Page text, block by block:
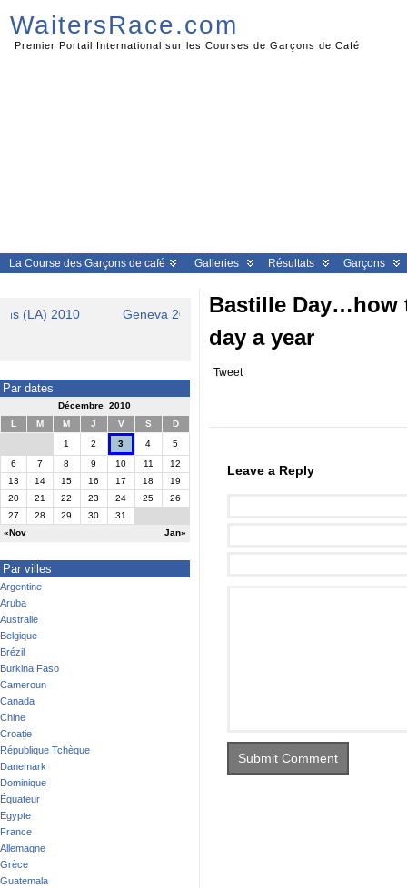
WaitersRace.com
Premier Portail International sur les Courses de Garçons de Café
La Course des Garçons de café Galleries Résultats Garçons
Geneva 2010 Clermont Ferrand 2010
Par dates
Décembre 2010
L
M M J V S D
«Nov Jan»
1 2 3 4
5
6
7 8 9 10 11
12
13
14 15 16 17 18
19
20
21 22 23 24 25
26
27
28 29 30 31
Par villes
Argentine
Aruba
Australie
Belgique
Brézil
Burkina Faso
Cameroun
Canada
Chine
Croatie
République Tchèque
Danemark
Dominique
Équateur
Egypte
France
Allemagne
Grèce
Guatemala
Bastille Day…how
day a year
Tweet
Leave a Reply